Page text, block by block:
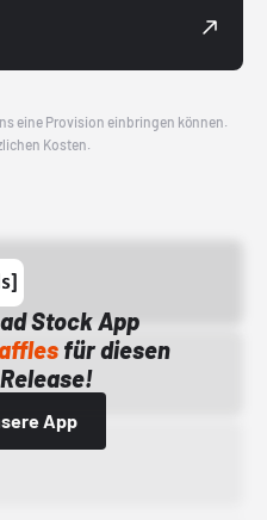
eine Provision einbringen können.
Kosten.
Stock App
für diesen
App